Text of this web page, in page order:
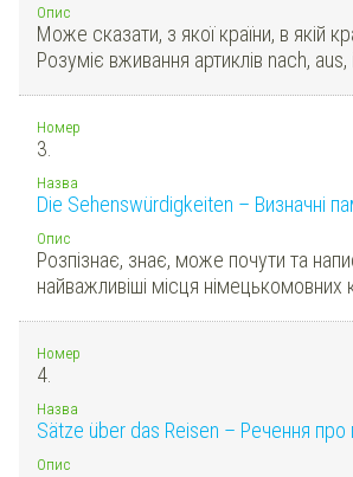
Опис
Може сказати, з якої країни, в якій
Розуміє вживання артиклів nach, aus,
Номер
3.
Назва
Die Sehenswürdigkeiten – Визначні
Опис
Розпізнає, знає, може почути та
найважливіші місця німецькомовних
Номер
4.
Назва
Sätze über das Reisen – Речення про
Опис